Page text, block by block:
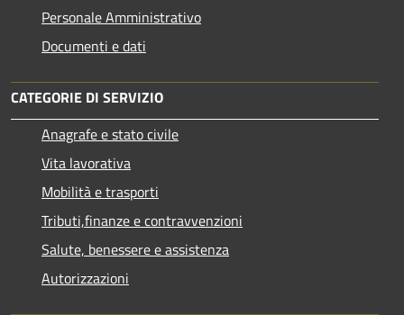
Personale Amministrativo
Documenti e dati
CATEGORIE DI SERVIZIO
Anagrafe e stato civile
Vita lavorativa
Mobilità e trasporti
Tributi,finanze e contravvenzioni
Salute, benessere e assistenza
Autorizzazioni